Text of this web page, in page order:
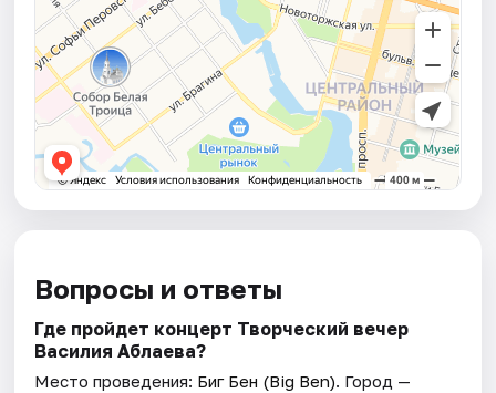
Вопросы и ответы
Где пройдет концерт Творческий вечер
Василия Аблаева?
Место проведения: Биг Бен (Big Ben). Город —